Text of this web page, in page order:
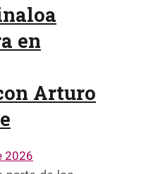
en
Arturo
2026